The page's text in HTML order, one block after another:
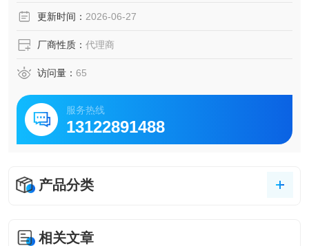
磁力耦合机构将位移同步传递到外部指示表盘，无需外接电
更新时间： 2026-06-27
厂商性质： 代理商
访问量： 65
服务热线
13122891488
产品分类
相关文章